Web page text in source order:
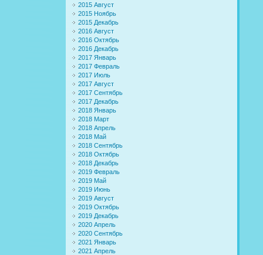
2015 Август
2015 Ноябрь
2015 Декабрь
2016 Август
2016 Октябрь
2016 Декабрь
2017 Январь
2017 Февраль
2017 Июль
2017 Август
2017 Сентябрь
2017 Декабрь
2018 Январь
2018 Март
2018 Апрель
2018 Май
2018 Сентябрь
2018 Октябрь
2018 Декабрь
2019 Февраль
2019 Май
2019 Июнь
2019 Август
2019 Октябрь
2019 Декабрь
2020 Апрель
2020 Сентябрь
2021 Январь
2021 Апрель